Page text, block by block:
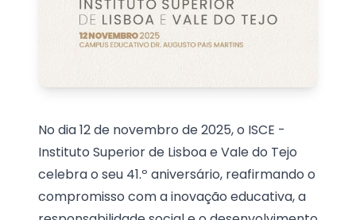
No dia 12 de novembro de 2025, o ISCE -
Instituto Superior de Lisboa e Vale do Tejo
celebra o seu 41.º aniversário, reafirmando o
compromisso com a inovação educativa, a